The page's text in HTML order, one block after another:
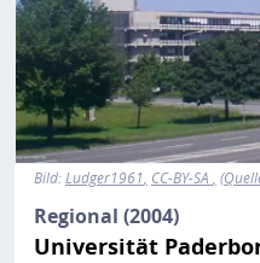
Bild:Ludger1961 CC-BY-SA
Regional (2004)
Universität